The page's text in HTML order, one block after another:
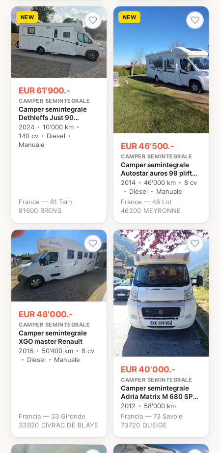
NEW
EUR 61'900.-
CAMPER SEMINTEGRALE
Camper semintegrale
Dethleffs Just 90
T7052DBL Citroën
2024
10'000 km
140 cv
Diesel
Manuale
France — 81 Tarn
81600 BRENS
NEW
EUR 46'500.-
CAMPER SEMINTEGRALE
Camper semintegrale
Autostar auros 99 plift
Fiat
2014 46'000 km
8 cv
Diesel
Manuale
France — 46 Lot
46200 MEYRONNE
EUR 46'000.-
CAMPER SEMINTEGRALE
Camper semintegrale
XGO master Renault
2016
50'400 km
8 cv
Diesel
Manuale
Francia — 33 Gironde
33920 CIVRAC DE BLAYE
EUR 40'000.-
CAMPER SEMINTEGRALE
Camper semintegrale
Adria Matrix M 680 SP
Fiat
2012
58'000 km
Francia — 73 Savoie
73720 QUEIGE